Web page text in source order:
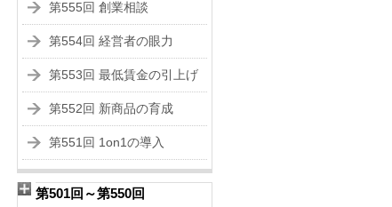
第555回 創業相談
第554回 経営者の眼力
第553回 最低賃金の引上げ
第552回 新商品の育成
第551回 1on1の導入
第501回～第550回